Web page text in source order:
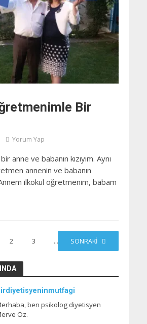
Bir
Yorum Yap
anne ve babanın kızıyım. Aynı
annenin ve babanın
ilkokul öğretmenim, babam
2 3 … 10
SONRAKI
ben psikolog diyetisyen
Öz.